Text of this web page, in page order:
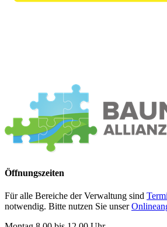
Öffnungszeiten
Für alle Bereiche der Verwaltung sind
notwendig. Bitte nutzen Sie unser